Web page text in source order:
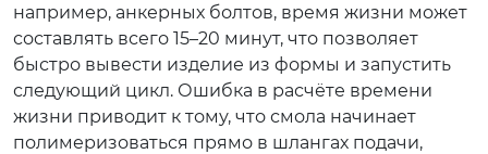
например, анкерных болтов, время жизни может
составлять всего 15–20 минут, что позволяет
быстро вывести изделие из формы и запустить
следующий цикл. Ошибка в расчёте времени
жизни приводит к тому, что смола начинает
полимеризоваться прямо в шлангах подачи,